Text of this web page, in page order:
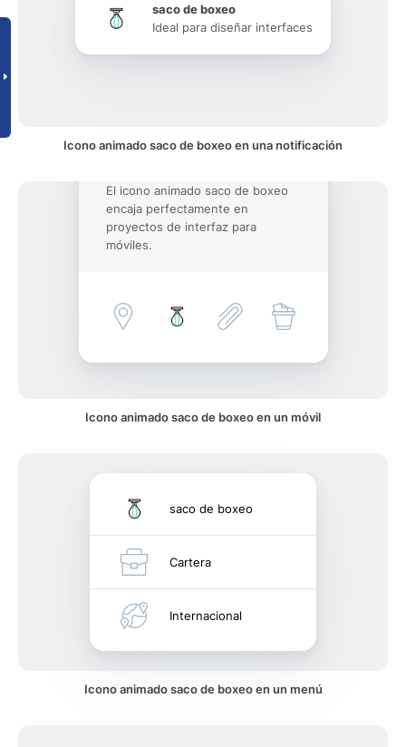
saco de boxeo
Ideal para diseñar interfaces
Icono animado saco de boxeo en una notificación
El icono animado saco de boxeo
encaja perfectamente en
proyectos de interfaz para
móviles.
Icono animado saco de boxeo en un móvil
saco de boxeo
Cartera
Internacional
Icono animado saco de boxeo en un menú